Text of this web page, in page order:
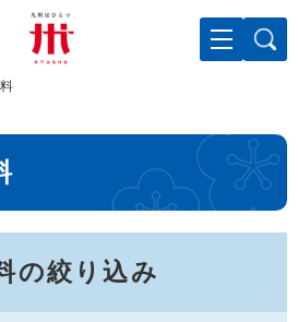
の絞り込み